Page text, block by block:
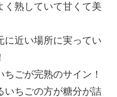
く熟していて甘くて美
に近い場所に実ってい
ちごが完熟のサイン！
いちごの方が糖分が詰